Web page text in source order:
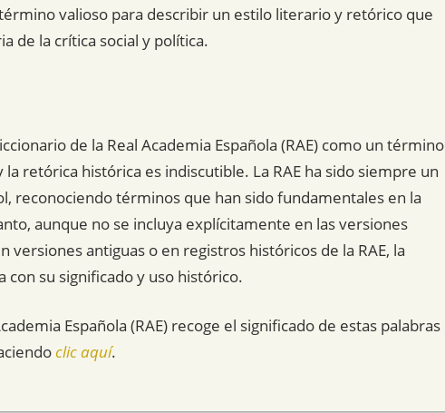
valioso para describir un estilo literario y retórico que
de la crítica social y política.
de la Real Academia Española (RAE) como un término
retórica histórica es indiscutible. La RAE ha sido siempre un
reconociendo términos que han sido fundamentales en la
aunque no se incluya explícitamente en las versiones
antiguas o en registros históricos de la RAE, la
con su significado y uso histórico.
Española (RAE) recoge el significado de estas palabras
clic aquí.